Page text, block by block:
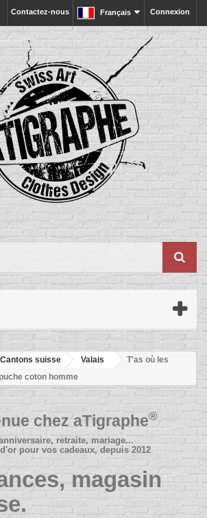
Connexion
Français
Contactez-nous
Cantons suisse Valais
T'as où les
coton homme
chezaTigraphe®
retraite, mariage...
pour vos cadeaux, depuis 2012
magasin